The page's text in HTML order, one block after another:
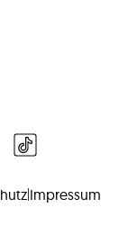
|Impressum